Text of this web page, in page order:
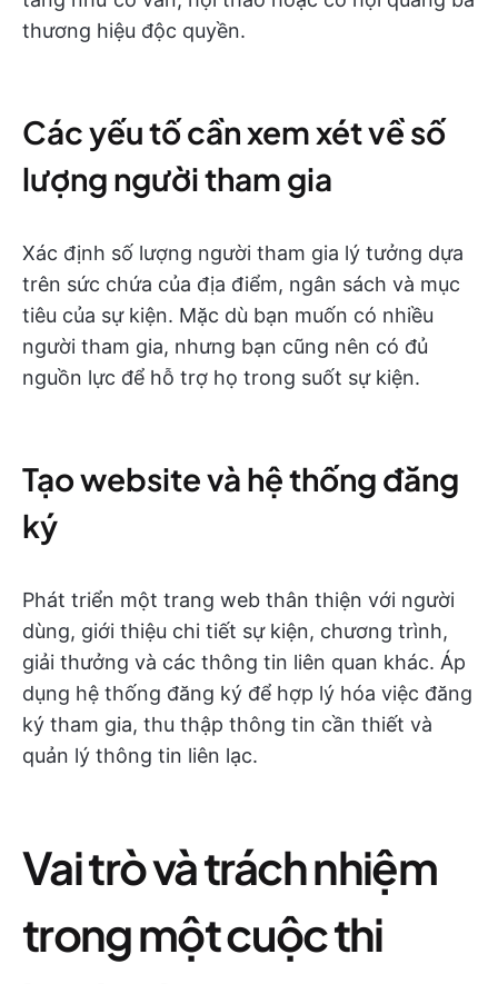
thương hiệu độc quyền.
Các yếu tố cần xem xét về số
lượng người tham gia
Xác định số lượng người tham gia lý tưởng dựa
trên sức chứa của địa điểm, ngân sách và mục
tiêu của sự kiện. Mặc dù bạn muốn có nhiều
người tham gia, nhưng bạn cũng nên có đủ
nguồn lực để hỗ trợ họ trong suốt sự kiện.
Tạo website và hệ thống đăng
ký
Phát triển một trang web thân thiện với người
dùng, giới thiệu chi tiết sự kiện, chương trình,
giải thưởng và các thông tin liên quan khác. Áp
dụng hệ thống đăng ký để hợp lý hóa việc đăng
ký tham gia, thu thập thông tin cần thiết và
quản lý thông tin liên lạc.
Vai trò và trách nhiệm
trong một cuộc thi